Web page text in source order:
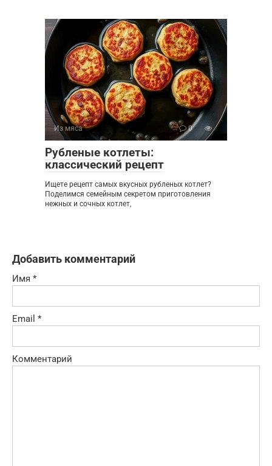
Из мяса 0
Рубленые котлеты:
классический рецепт
Ищете рецепт самых вкусных рубленых котлет?
Поделимся семейным секретом приготовления
нежных и сочных котлет,
Добавить комментарий
Имя *
Email *
Комментарий